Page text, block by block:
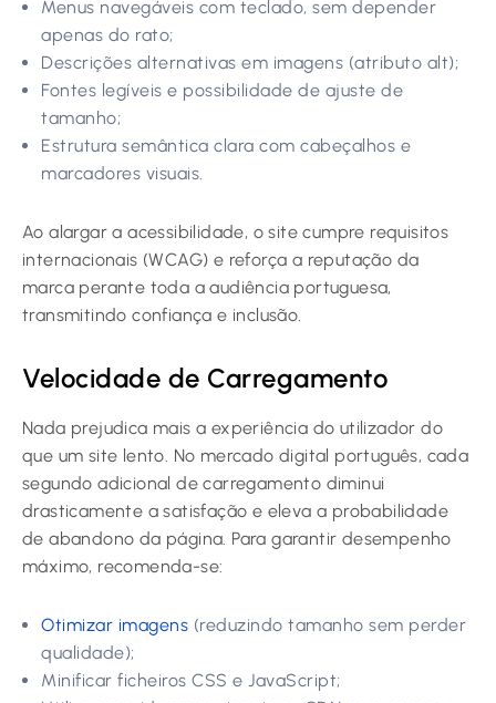
Menus navegáveis com teclado, sem depender
apenas do rato;
Descrições alternativas em imagens (atributo alt);
Fontes legíveis e possibilidade de ajuste de
tamanho;
Estrutura semântica clara com cabeçalhos e
marcadores visuais.
Ao alargar a acessibilidade, o site cumpre requisitos
internacionais (WCAG) e reforça a reputação da
marca perante toda a audiência portuguesa,
transmitindo confiança e inclusão.
Velocidade de Carregamento
Nada prejudica mais a experiência do utilizador do
que um site lento. No mercado digital português, cada
segundo adicional de carregamento diminui
drasticamente a satisfação e eleva a probabilidade
de abandono da página. Para garantir desempenho
máximo, recomenda-se:
Otimizar imagens (reduzindo tamanho sem perder
qualidade);
Minificar ficheiros CSS e JavaScript;